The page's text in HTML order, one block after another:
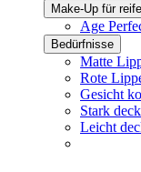
Make-Up für
Age
Bedürfnisse
Matte
Rote
Gesicht
Stark
Leicht